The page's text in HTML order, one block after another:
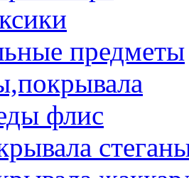
предметы
флис